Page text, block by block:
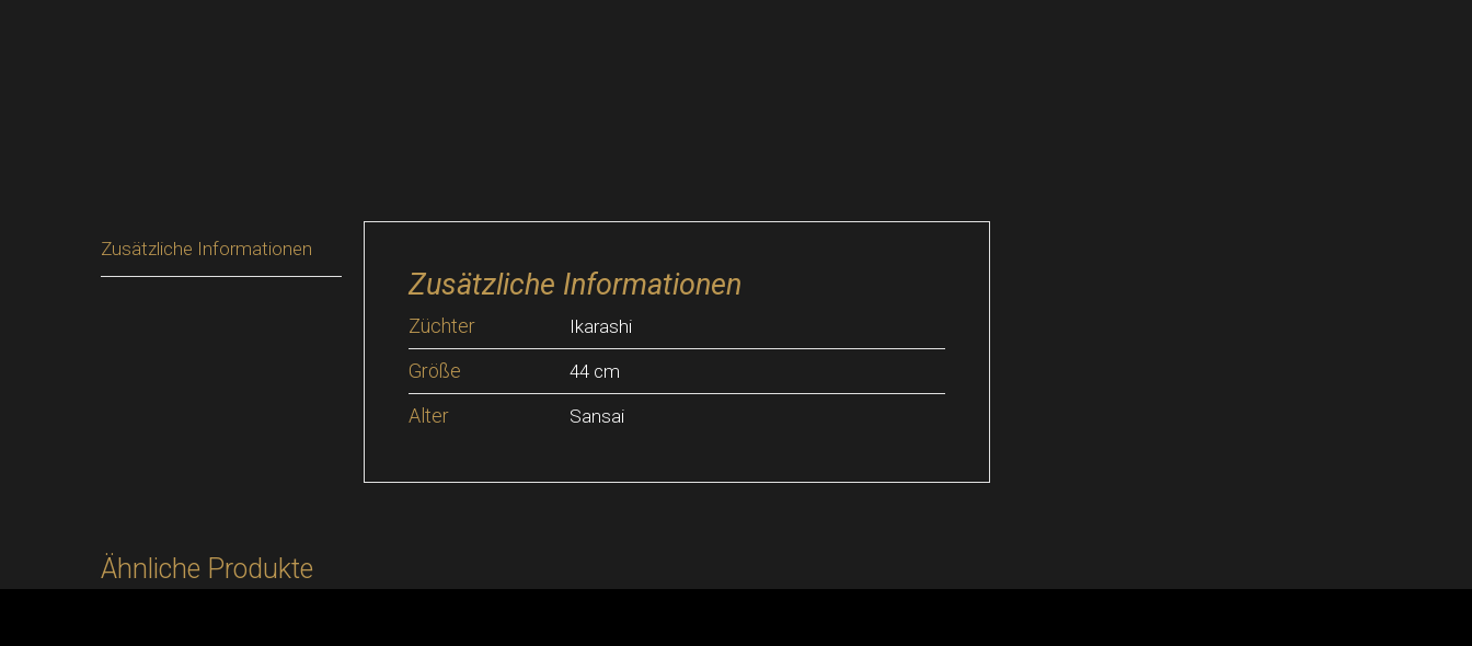
Zusätzliche Informationen
Zusätzliche Informationen
Züchter Ikarashi
Größe 44 cm
Alter Sansai
Ähnliche Produkte